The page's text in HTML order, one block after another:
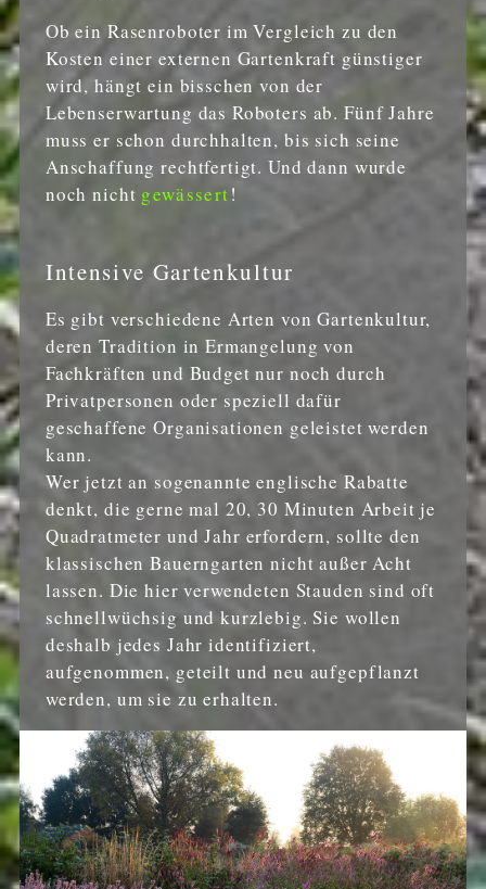
Ob ein Rasenroboter im Vergleich zu den
Kosten einer externen Gartenkraft günstiger
wird, hängt ein bisschen von der
Lebenserwartung das Roboters ab. Fünf Jahre
muss er schon durchhalten, bis sich seine
Anschaffung rechtfertigt. Und dann wurde
noch nicht gewässert!
Intensive Gartenkultur
Es gibt verschiedene Arten von Gartenkultur,
deren Tradition in Ermangelung von
Fachkräften und Budget nur noch durch
Privatpersonen oder speziell dafür
geschaffene Organisationen geleistet werden
kann.
Wer jetzt an sogenannte englische Rabatte
denkt, die gerne mal 20, 30 Minuten Arbeit je
Quadratmeter und Jahr erfordern, sollte den
klassischen Bauerngarten nicht außer Acht
lassen. Die hier verwendeten Stauden sind oft
schnellwüchsig und kurzlebig. Sie wollen
deshalb jedes Jahr identifiziert,
aufgenommen, geteilt und neu aufgepflanzt
werden, um sie zu erhalten.